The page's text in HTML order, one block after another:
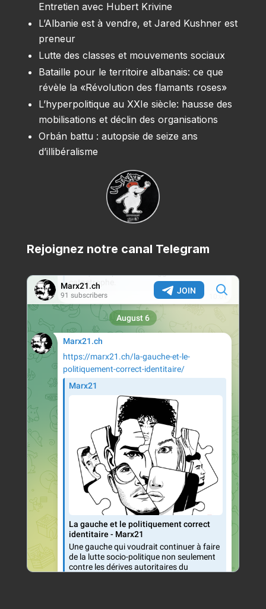
Entretien avec Hubert Krivine
L’Albanie est à vendre, et Jared Kushner est
preneur
Lutte des classes et mouvements sociaux
Bataille pour le territoire albanais: ce que
révèle la «Révolution des flamants roses»
L’hyperpolitique au XXIe siècle: hausse des
mobilisations et déclin des organisations
Orbán battu : autopsie de seize ans
d’illibéralisme
Rejoignez notre canal Telegram